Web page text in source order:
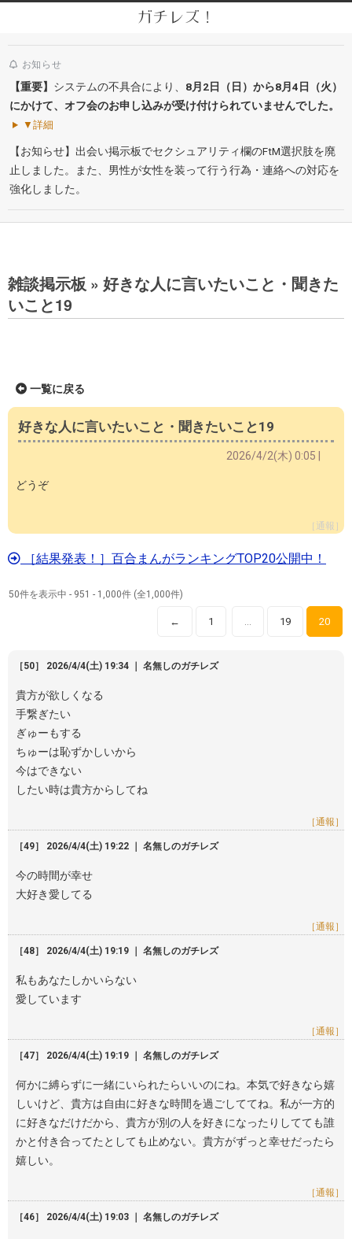
ガチレズ！
Navigation
Menu
お知らせ
【重要】 システムの不具合により、 8月2日（日）から8月4日（火）
にかけて、オフ会のお申し込みが受け付けられていませんでした。
▼詳細
【お知らせ】出会い掲示板でセクシュアリティ欄のFtM選択肢を廃
止しました。また、男性が女性を装って行う行為・連絡への対応を
強化しました。
雑談掲示板 » 好きな人に言いたいこと・聞きた
いこと19
一覧に戻る
好きな人に言いたいこと・聞きたいこと19
2026/4/2(木) 0:05 |
どうぞ
［通報］
［結果発表！］百合まんがランキングTOP20公開中！
50件を表示中 - 951 - 1,000件 (全1,000件)
← 1 … 19 20
［50］ 2026/4/4(土) 19:34 ｜ 名無しのガチレズ
貴方が欲しくなる
手繋ぎたい
ぎゅーもする
ちゅーは恥ずかしいから
今はできない
したい時は貴方からしてね
［通報］
［49］ 2026/4/4(土) 19:22 ｜ 名無しのガチレズ
今の時間が幸せ
大好き愛してる
［通報］
［48］ 2026/4/4(土) 19:19 ｜ 名無しのガチレズ
私もあなたしかいらない
愛しています
［通報］
［47］ 2026/4/4(土) 19:19 ｜ 名無しのガチレズ
何かに縛らずに一緒にいられたらいいのにね。本気で好きなら嬉
しいけど、貴方は自由に好きな時間を過ごしててね。私が一方的
に好きなだけだから、貴方が別の人を好きになったりしてても誰
かと付き合ってたとしても止めない。貴方がずっと幸せだったら
嬉しい。
［通報］
［46］ 2026/4/4(土) 19:03 ｜ 名無しのガチレズ